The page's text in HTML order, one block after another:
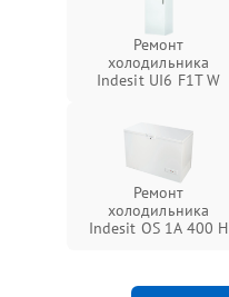
Ремонт
холодильника
Indesit UI6 F1T W
Ремонт
холодильника
Indesit OS 1A 400 H